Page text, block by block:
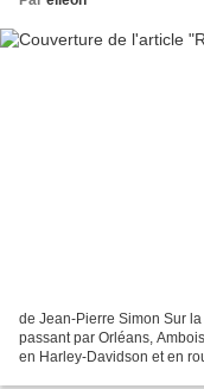
de Jean-Pierre Simon Sur
passant par Orléans,
en Harley-Davidson et en